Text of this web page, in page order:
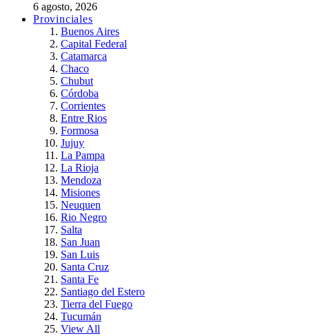
6 agosto, 2026
Provinciales
Buenos Aires
Capital Federal
Catamarca
Chaco
Chubut
Córdoba
Corrientes
Entre Rios
Formosa
Jujuy
La Pampa
La Rioja
Mendoza
Misiones
Neuquen
Rio Negro
Salta
San Juan
San Luis
Santa Cruz
Santa Fe
Santiago del Estero
Tierra del Fuego
Tucumán
View All